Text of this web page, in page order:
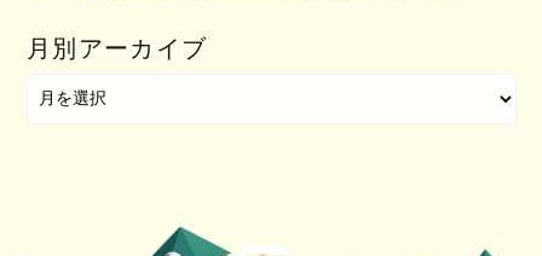
月別アーカイブ